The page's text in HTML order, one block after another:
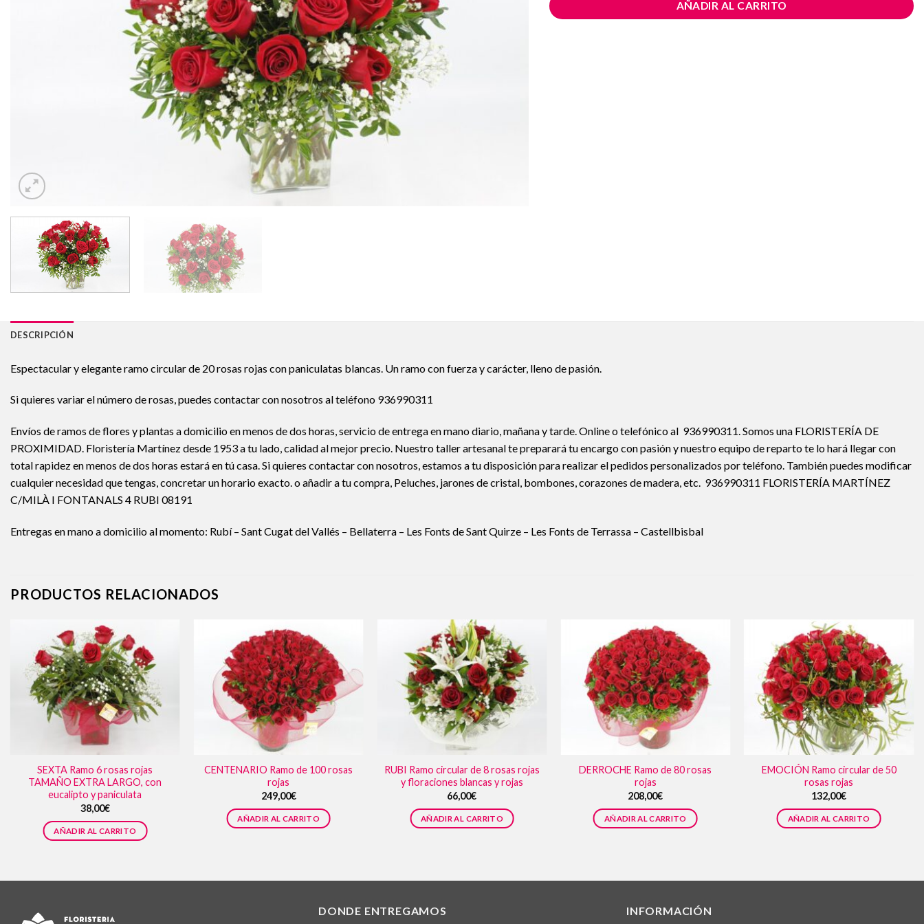
AÑADIR AL CARRITO
DESCRIPCIÓN
Espectacular y elegante ramo circular de 20 rosas rojas con paniculatas blancas. Un ramo con fuerza y carácter, lleno de pasión.
Si quieres variar el número de rosas, puedes contactar con nosotros al teléfono 936990311
Envíos de ramos de flores y plantas a domicilio en menos de dos horas, servicio de entrega en mano diario, mañana y tarde. Online o telefónico al 936990311. Somos una FLORISTERÍA DE
PROXIMIDAD. Floristería Martínez desde 1953 a tu lado, calidad al mejor precio. Nuestro taller artesanal te preparará tu encargo con pasión y nuestro equipo de reparto te lo hará llegar con
total rapidez en menos de dos horas estará en tú casa. Si quieres contactar con nosotros, estamos a tu disposición para realizar el pedidos personalizados por teléfono. También puedes modificar
cualquier necesidad que tengas, concretar un horario exacto. o añadir a tu compra, Peluches, jarones de cristal, bombones, corazones de madera, etc. 936990311 FLORISTERÍA MARTÍNEZ
C/MILÀ I FONTANALS 4 RUBI 08191
Entregas en mano a domicilio al momento: Rubí – Sant Cugat del Vallés – Bellaterra – Les Fonts de Sant Quirze – Les Fonts de Terrassa – Castellbisbal
PRODUCTOS RELACIONADOS
SEXTA Ramo 6 rosas rojas
TAMAÑO EXTRA LARGO, con
eucalipto y paniculata
38,00€
AÑADIR AL CARRITO
CENTENARIO Ramo de 100 rosas
rojas
249,00€
AÑADIR AL CARRITO
RUBI Ramo circular de 8 rosas rojas
y floraciones blancas y rojas
66,00€
AÑADIR AL CARRITO
DERROCHE Ramo de 80 rosas
rojas
208,00€
AÑADIR AL CARRITO
EMOCIÓN Ramo circular de 50
rosas rojas
132,00€
AÑADIR AL CARRITO
DONDE ENTREGAMOS INFORMACIÓN